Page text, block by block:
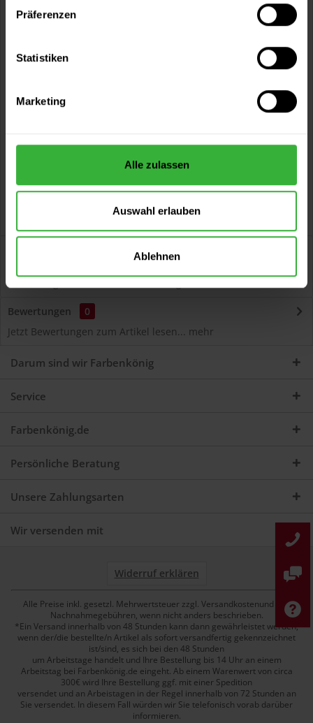
Präferenzen
Statistiken
Marketing
Alle zulassen
Auswahl erlauben
Ablehnen
Persönliche Beratung unter040 60 77 65 23
Lackierungen und Lackausbesserungen am Auto...
Bewertungen
0
Jetzt Bewertungen zum Artikel lesen... mehr
Darum sind wir Farbenkönig
Service
Farbenkönig.de
Persönliche Beratung
Unsere Zahlungsarten
Wir versenden mit
Widerruf erklären
Alle Preise inkl. gesetzl. Mehrwertsteuer zzgl. Versandkostenund ggf.
Nachnahmegebühren, wenn nicht anders beschrieben.
*Ein Versand innerhalb von 48 Stunden kann dann gewährleistet werden,
wenn der/die bestellte/n Artikel als sofort versandfertig gekennzeichnet
ist/sind, es sich bei den 48 Stunden
um Arbeitstage handelt und Ihre Bestellung bis 14 Uhr an einem
Arbeitstag bei Farbenkönig.de eingeht. Ab einem Warenwert von circa
300€ wird Ihre Bestellung ggf. mit einer Spedition
versendet und an Arbeistagen in der Regel innerhalb von 72 Stunden an
Sie versendet. In diesem Fall würden wir Sie telefonisch vorab darüber
informieren.